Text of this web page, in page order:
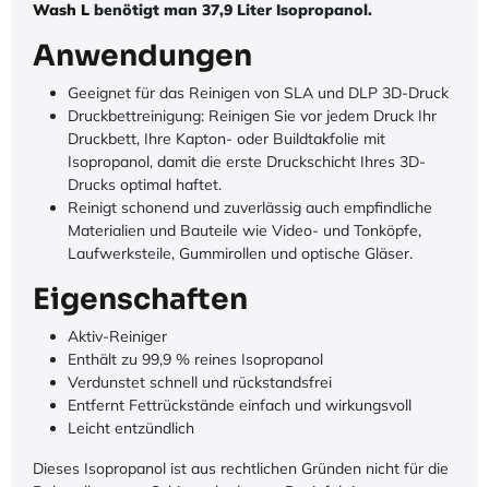
Wash L benötigt man 37,9 Liter Isopropanol.
Anwendungen
Geeignet für das Reinigen von SLA und DLP 3D-Druck
Druckbettreinigung: Reinigen Sie vor jedem Druck Ihr
Druckbett, Ihre Kapton- oder Buildtakfolie mit
Isopropanol, damit die erste Druckschicht Ihres 3D-
Drucks optimal haftet.
Reinigt schonend und zuverlässig auch empfindliche
Materialien und Bauteile wie Video- und Tonköpfe,
Laufwerksteile, Gummirollen und optische Gläser.
Eigenschaften
Aktiv-Reiniger
Enthält zu 99,9 % reines Isopropanol
Verdunstet schnell und rückstandsfrei
Entfernt Fettrückstände einfach und wirkungsvoll
Leicht entzündlich
Dieses Isopropanol ist aus rechtlichen Gründen nicht für die